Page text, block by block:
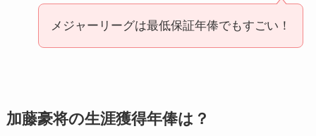
メジャーリーグは最低保証年俸でもすごい！
加藤豪将の生涯獲得年俸は？